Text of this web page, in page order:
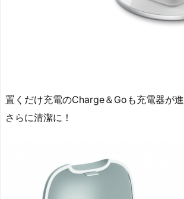
置くだけ充電のCharge＆Goも充電器が
さらに清潔に！